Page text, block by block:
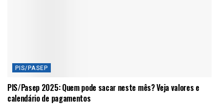
PIS/PASEP
PIS/Pasep 2025: Quem pode sacar neste mês? Veja valores e
calendário de pagamentos